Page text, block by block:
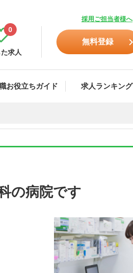
採用ご担当者様へ
求人
0
無料登録
お役立ちガイド 求人ランキング
の病院です